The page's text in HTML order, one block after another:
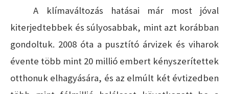
A klímaváltozás hatásai már most jóval
kiterjedtebbek és súlyosabbak, mint azt korábban
gondoltuk. 2008 óta a pusztító árvizek és viharok
évente több mint 20 millió embert kényszerítettek
otthonuk elhagyására, és az elmúlt két évtizedben